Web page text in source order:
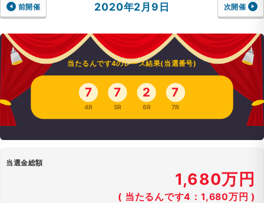
前開催 2020年2月9日 次開催
当たるんです4のレース結果(当選番号)
7
4R
7
5R
2
6R
7
7R
当選金総額
1,680万円
( 当たるんです4：1,680万円 )